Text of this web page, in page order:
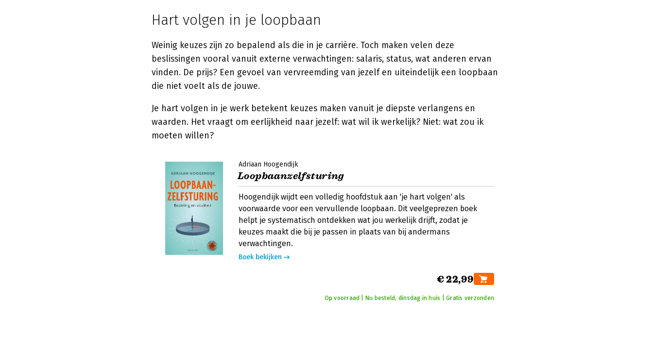
Hart volgen in je loopbaan
Weinig keuzes zijn zo bepalend als die in je carrière. Toch maken velen deze
beslissingen vooral vanuit externe verwachtingen: salaris, status, wat anderen ervan
vinden. De prijs? Een gevoel van vervreemding van jezelf en uiteindelijk een loopbaan
die niet voelt als de jouwe.
Je hart volgen in je werk betekent keuzes maken vanuit je diepste verlangens en
waarden. Het vraagt om eerlijkheid naar jezelf: wat wil ik werkelijk? Niet: wat zou ik
moeten willen?
Adriaan Hoogendijk
Loopbaanzelfsturing
Hoogendijk wijdt een volledig hoofdstuk aan 'je hart volgen' als
voorwaarde voor een vervullende loopbaan. Dit veelgeprezen boek
helpt je systematisch ontdekken wat jou werkelijk drijft, zodat je
keuzes maakt die bij je passen in plaats van bij andermans
verwachtingen.
Boek bekijken
€ 22,99
Op voorraad | Nu besteld, dinsdag in huis | Gratis verzonden